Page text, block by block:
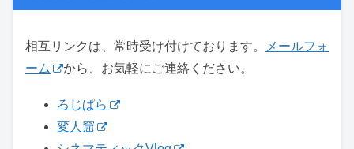
相互リンクは、常時受け付けております。
メールフォ
ーム
から、お気軽にご連絡ください。
ろじぱら
変人窟